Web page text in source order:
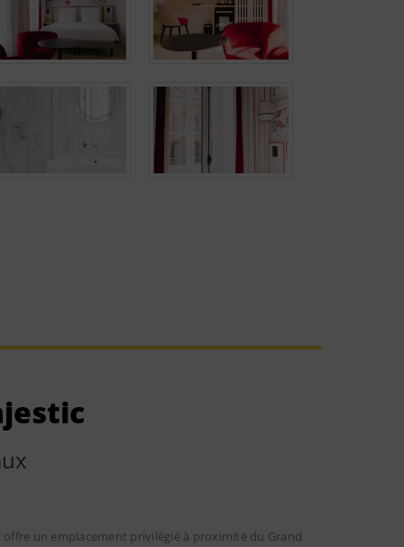
un emplacement privilégié à proximité du Grand